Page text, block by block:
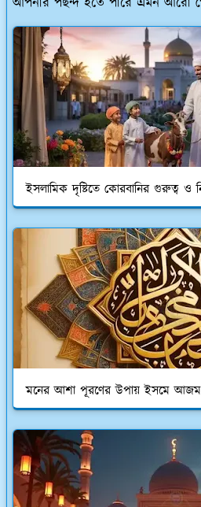
ইসলামিক দৃষ্টিতে কোরবানির গুরুত্ব ও
মনের আশা পূরণের উপায় ইসমে আজম